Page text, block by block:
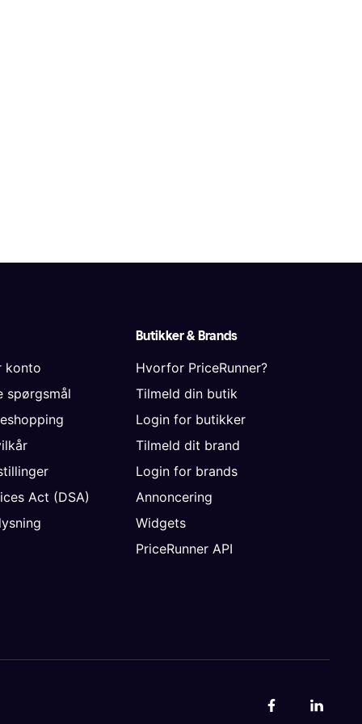
konto
spørgsmål
Act (DSA)
Butikker & Brands
Hvorfor PriceRunner?
Tilmeld din butik
Login for butikker
Tilmeld dit brand
Login for brands
Annoncering
Widgets
PriceRunner API